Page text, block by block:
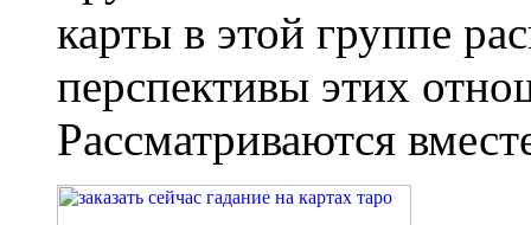
карты в этой группе
перспективы этих
Рассматриваются